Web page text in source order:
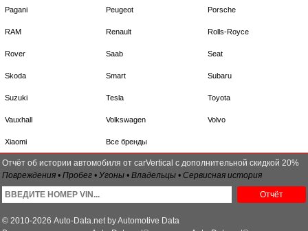
Pagani Peugeot Porsche
RAM Renault Rolls-Royce
Rover Saab Seat
Skoda Smart Subaru
Suzuki Tesla Toyota
Vauxhall Volkswagen Volvo
Xiaomi Все бренды
Отчёт об истории автомобиля от carVertical с дополнительной скидкой 20%
Повреждения • Пробег • Угоны • Владельцы • Сервисная история
Отчёт
© 2010-2026 Auto-Data.net by Automotive Data